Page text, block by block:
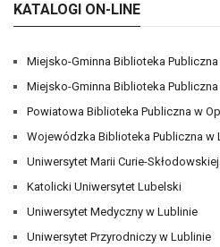
KATALOGI ON-LINE
Miejsko-Gminna Biblioteka
Miejsko-Gminna Biblioteka
Powiatowa Biblioteka Publiczna w
Wojewódzka Biblioteka Publiczna w
Uniwersytet Marii Curie-
Katolicki Uniwersytet Lubelski
Uniwersytet Medyczny w Lublinie
Uniwersytet Przyrodniczy w Lublinie